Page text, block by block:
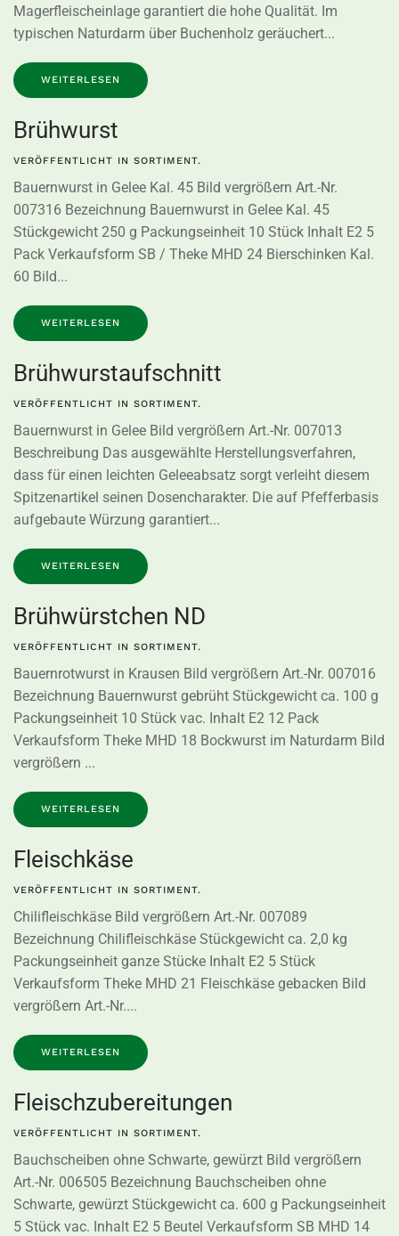
Magerfleischeinlage garantiert die hohe Qualität. Im
typischen Naturdarm über Buchenholz geräuchert...
WEITERLESEN
Brühwurst
VERÖFFENTLICHT IN SORTIMENT.
Bauernwurst in Gelee Kal. 45 Bild vergrößern Art.-Nr.
007316 Bezeichnung Bauernwurst in Gelee Kal. 45
Stückgewicht 250 g Packungseinheit 10 Stück Inhalt E2 5
Pack Verkaufsform SB / Theke MHD 24 Bierschinken Kal.
60 Bild...
WEITERLESEN
Brühwurstaufschnitt
VERÖFFENTLICHT IN SORTIMENT.
Bauernwurst in Gelee Bild vergrößern Art.-Nr. 007013
Beschreibung Das ausgewählte Herstellungsverfahren,
dass für einen leichten Geleeabsatz sorgt verleiht diesem
Spitzenartikel seinen Dosencharakter. Die auf Pfefferbasis
aufgebaute Würzung garantiert...
WEITERLESEN
Brühwürstchen ND
VERÖFFENTLICHT IN SORTIMENT.
Bauernrotwurst in Krausen Bild vergrößern Art.-Nr. 007016
Bezeichnung Bauernwurst gebrüht Stückgewicht ca. 100 g
Packungseinheit 10 Stück vac. Inhalt E2 12 Pack
Verkaufsform Theke MHD 18 Bockwurst im Naturdarm Bild
vergrößern ...
WEITERLESEN
Fleischkäse
VERÖFFENTLICHT IN SORTIMENT.
Chilifleischkäse Bild vergrößern Art.-Nr. 007089
Bezeichnung Chilifleischkäse Stückgewicht ca. 2,0 kg
Packungseinheit ganze Stücke Inhalt E2 5 Stück
Verkaufsform Theke MHD 21 Fleischkäse gebacken Bild
vergrößern Art.-Nr....
WEITERLESEN
Fleischzubereitungen
VERÖFFENTLICHT IN SORTIMENT.
Bauchscheiben ohne Schwarte, gewürzt Bild vergrößern
Art.-Nr. 006505 Bezeichnung Bauchscheiben ohne
Schwarte, gewürzt Stückgewicht ca. 600 g Packungseinheit
5 Stück vac. Inhalt E2 5 Beutel Verkaufsform SB MHD 14